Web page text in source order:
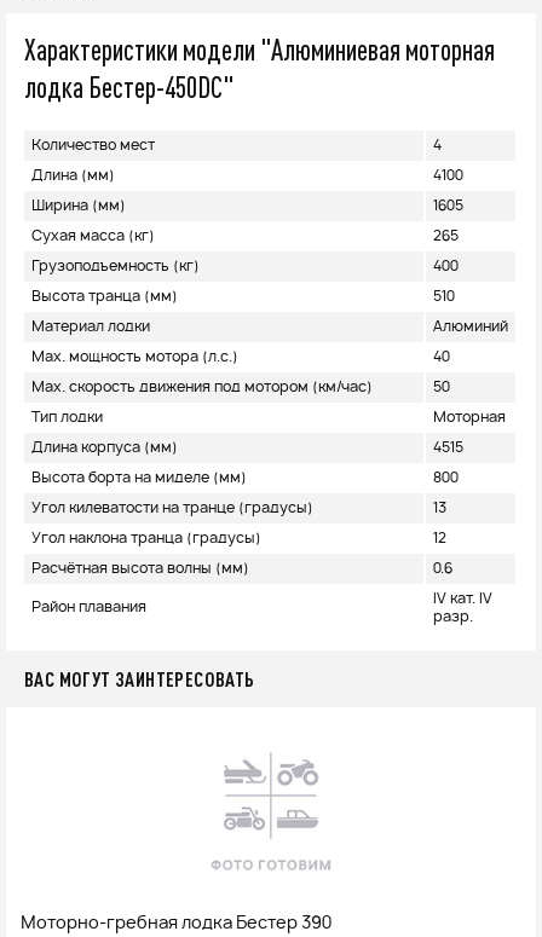
Характеристики модели "Алюминиевая моторная
лодка Бестер-450DC"
Количество мест 4
Длина (мм) 4100
Ширина (мм) 1605
Сухая масса (кг) 265
Грузоподъемность (кг) 400
Высота транца (мм) 510
Материал лодки Алюминий
Max. мощность мотора (л.с.) 40
Max. скорость движения под мотором (км/час) 50
Тип лодки Моторная
Длина корпуса (мм) 4515
Высота борта на миделе (мм) 800
Угол килеватости на транце (градусы) 13
Угол наклона транца (градусы) 12
Расчётная высота волны (мм) 0.6
Район плавания
IV кат. IV
разр.
ВАС МОГУТ ЗАИНТЕРЕСОВАТЬ
Моторно-гребная лодка Бестер 390